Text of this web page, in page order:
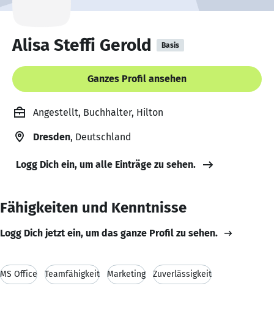
Alisa Steffi Gerold Basis
Ganzes Profil ansehen
Angestellt, Buchhalter, Hilton
Dresden, Deutschland
Logg Dich ein, um alle Einträge zu sehen.
Fähigkeiten und Kenntnisse
Logg Dich jetzt ein, um das ganze Profil zu sehen.
MS Office Teamfähigkeit Marketing Zuverlässigkeit